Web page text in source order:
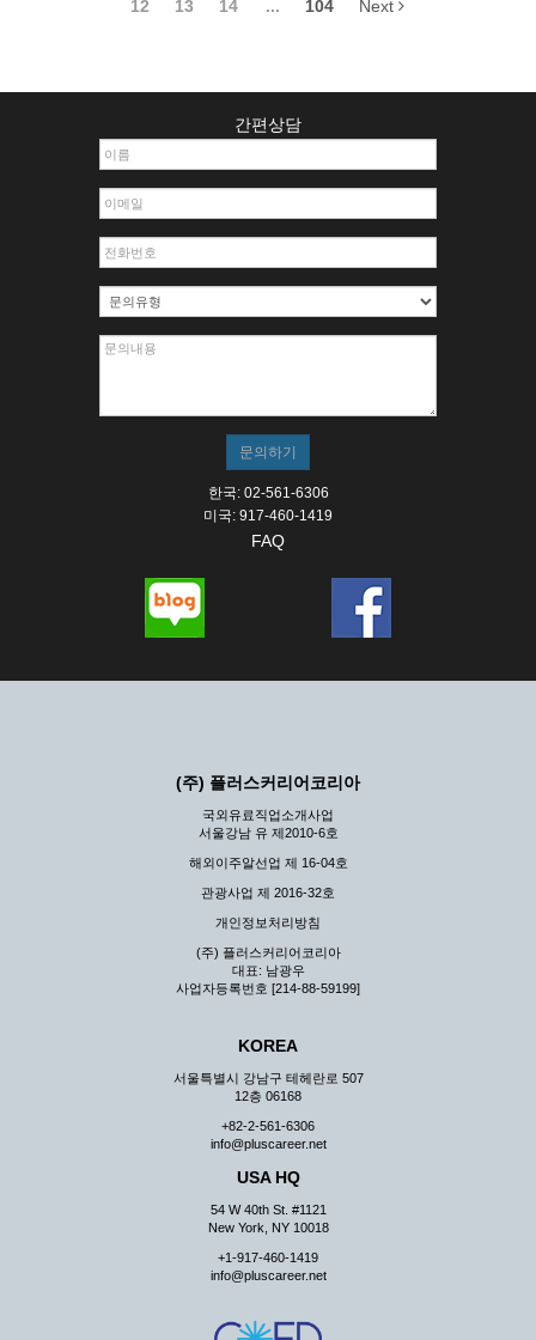
12 13 14 ... 104 Next
간편상담
한국: 02-561-6306
미국: 917-460-1419
FAQ
(주) 플러스커리어코리아
국외유료직업소개사업
서울강남 유 제2010-6호
해외이주알선업 제 16-04호
관광사업 제 2016-32호
개인정보처리방침
(주) 플러스커리어코리아
대표: 남광우
사업자등록번호 [214-88-59199]
KOREA
서울특별시 강남구 테헤란로 507
12층 06168
+82-2-561-6306
info@pluscareer.net
USA HQ
54 W 40th St. #1121
New York, NY 10018
+1-917-460-1419
info@pluscareer.net